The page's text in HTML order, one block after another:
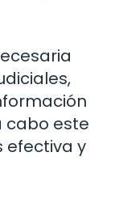
cabo este
efectiva y